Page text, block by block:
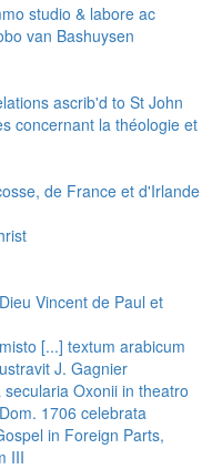
studio & labore ac
van Bashuysen
ascrib'd to St John
concernant la théologie et
de France et d'Irlande
Vincent de Paul et
[...] textum arabicum
J. Gagnier
Oxonii in theatro
1706 celebrata
in Foreign Parts,
III